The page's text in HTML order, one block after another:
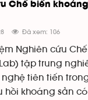
Chế biến
Đã xem: 106
Nghiên cứu
Lab) tập trung
tiên tiến
hồi khoáng sản